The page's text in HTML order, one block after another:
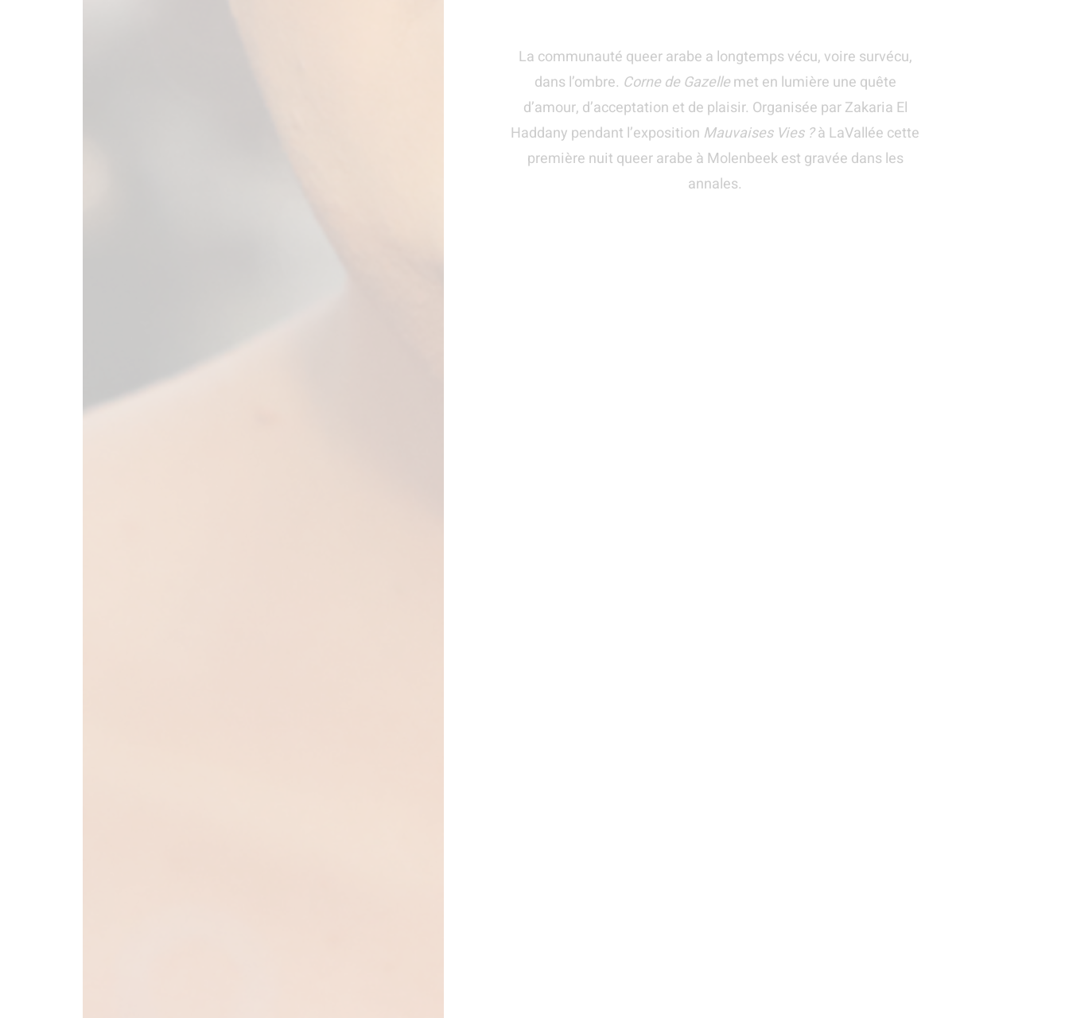
La communauté queer arabe a longtemps vécu, voire survécu,
dans l’ombre. Corne de Gazellemet en lumière une quête
d’amour, d’acceptation et de plaisir. Organisée par Zakaria El
Haddany pendant l’exposition Mauvaises Vies ?à LaVallée cette
première nuit queer arabe à Molenbeek est gravée dans les
annales.